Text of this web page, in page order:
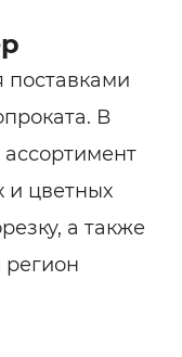
В
и цветных
а также
регион